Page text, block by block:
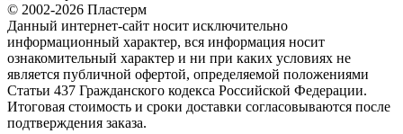
© 2002-2026 Пластерм
Данный интернет-сайт носит исключительно
информационный характер, вся информация носит
ознакомительный характер и ни при каких условиях не
является публичной офертой, определяемой положениями
Статьи 437 Гражданского кодекса Российской Федерации.
Итоговая стоимость и сроки доставки согласовываются после
подтверждения заказа.